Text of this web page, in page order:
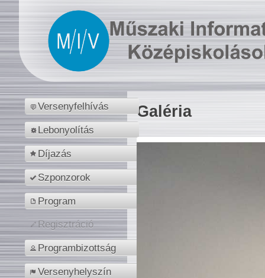
Versenyfelhívás
Lebonyolítás
Díjazás
Szponzorok
Program
Regisztráció
Programbizottság
Versenyhelyszín
Galéria